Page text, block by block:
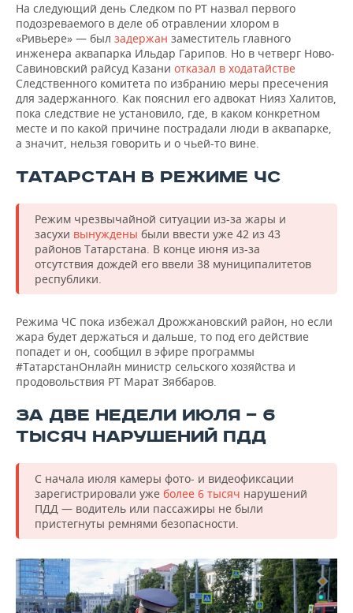
На следующий день Следком по РТ назвал первого
подозреваемого в деле об отравлении хлором в
«Ривьере» — был задержан заместитель главного
инженера аквапарка Ильдар Гарипов. Но в четверг Ново-
Савиновский райсуд Казани отказал в ходатайстве
Следственного комитета по избранию меры пресечения
для задержанного. Как пояснил его адвокат Нияз Халитов,
пока следствие не установило, где, в каком конкретном
месте и по какой причине пострадали люди в аквапарке,
а значит, нельзя говорить и о чьей-то вине.
ТАТАРСТАН В РЕЖИМЕ ЧС
Режим чрезвычайной ситуации из-за жары и
засухи вынуждены были ввести уже 42 из 43
районов Татарстана. В конце июня из-за
отсутствия дождей его ввели 38 муниципалитетов
республики.
Режима ЧС пока избежал Дрожжановский район, но если
жара будет держаться и дальше, то под его действие
попадет и он, сообщил в эфире программы
#ТатарстанОнлайн министр сельского хозяйства и
продовольствия РТ Марат Зяббаров.
ЗА ДВЕ НЕДЕЛИ ИЮЛЯ — 6
ТЫСЯЧ НАРУШЕНИЙ ПДД
С начала июля камеры фото- и видеофиксации
зарегистрировали уже более 6 тысяч нарушений
ПДД — водитель или пассажиры не были
пристегнуты ремнями безопасности.